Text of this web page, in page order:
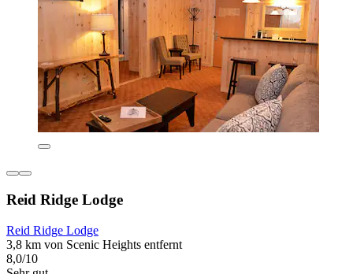
Reid Ridge Lodge
Reid Ridge Lodge
3,8 km von Scenic Heights entfernt
8,0/10